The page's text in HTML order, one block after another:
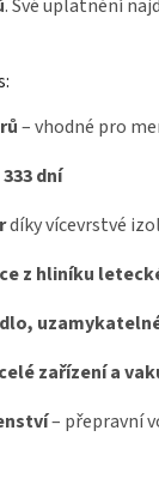
. Své uplatnění
– vhodné pro
dní
díky vícevrstvé
z hliníku
zařízení a
– přepravní